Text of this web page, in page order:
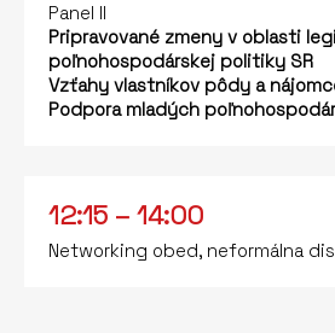
Panel II
Pripravované zmeny v oblasti
poľnohospodárskej politiky SR
Vzťahy vlastníkov pôdy a
Podpora mladých
12:15 – 14:00
Networking obed, neformálna